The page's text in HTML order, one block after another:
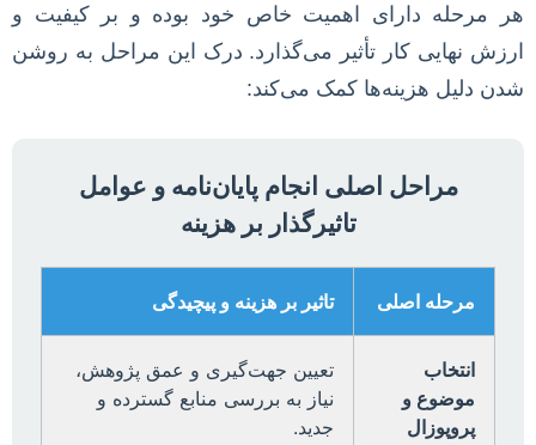
هر مرحله دارای اهمیت خاص خود بوده و بر کیفیت و
ارزش نهایی کار تأثیر می‌گذارد. درک این مراحل به روشن
شدن دلیل هزینه‌ها کمک می‌کند:
مراحل اصلی انجام پایان‌نامه و عوامل
تاثیرگذار بر هزینه
مرحله اصلی تاثیر بر هزینه و پیچیدگی
انتخاب
موضوع و
پروپوزال
تعیین جهت‌گیری و عمق پژوهش،
نیاز به بررسی منابع گسترده و
جدید.